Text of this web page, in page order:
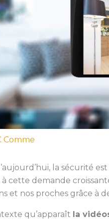
Comme
la sécurité
à cette demande
et nos proches grâce à
qu’apparaît la